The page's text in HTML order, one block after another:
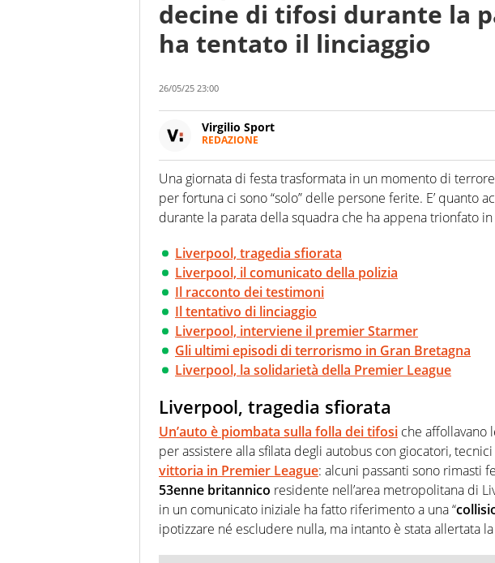
decine di tifosi durante la
ha tentato il linciaggio
26/05/25 23:00
Virgilio Sport
REDAZIONE
sport. Calcio, calciomercato, F1, Motomondiale ma
Virgilio Sport i tifosi e gli appassionati sanno che
completa e zero faziosità. La squadra di Virgilio
esperti di sport abili sia nel gioco di rimessa quando
100% originali ed esclusivi.
Una giornata di festa trasformata in un momento di
per fortuna ci sono “solo” delle persone ferite. E’ quanto
durante la parata della squadra che ha appena trionfato in
Liverpool, tragedia sfiorata
Liverpool, il comunicato della polizia
Il racconto dei testimoni
Il tentativo di linciaggio
Liverpool, interviene il premier Starmer
Gli ultimi episodi di terrorismo in Gran Bretagna
Liverpool, la solidarietà della Premier League
Liverpool, tragedia sfiorata
Un’auto è piombata sulla folla dei tifosi che affollavano
per assistere alla sfilata degli autobus con giocatori,
vittoria in Premier League: alcuni passanti sono rimasti
53enne britannico residente nell’area metropolitana di
in un comunicato iniziale ha fatto riferimento a una “
ipotizzare né escludere nulla, ma intanto è stata allertata